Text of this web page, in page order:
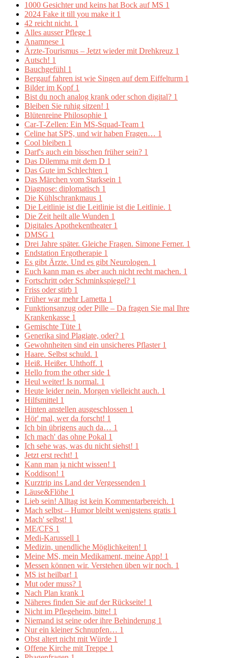
1000 Gesichter und keins hat Bock auf MS 1
2024 Fake it till you make it 1
42 reicht nicht. 1
Alles ausser Pflege 1
Anamnese 1
Ärzte-Tourismus – Jetzt wieder mit Drehkreuz 1
Autsch! 1
Bauchgefühl 1
Bergauf fahren ist wie Singen auf dem Eiffelturm 1
Bilder im Kopf 1
Bist du noch analog krank oder schon digital? 1
Bleiben Sie ruhig sitzen! 1
Blütenreine Philosophie 1
Car-T-Zellen: Ein MS-Squad-Team 1
Celine hat SPS, und wir haben Fragen… 1
Cool bleiben 1
Darf's auch ein bisschen früher sein? 1
Das Dilemma mit dem D 1
Das Gute im Schlechten 1
Das Märchen vom Starksein 1
Diagnose: diplomatisch 1
Die Kühlschrankmaus 1
Die Leitlinie ist die Leitlinie ist die Leitlinie. 1
Die Zeit heilt alle Wunden 1
Digitales Apothekentheater 1
DMSG 1
Drei Jahre später. Gleiche Fragen. Simone Ferner. 1
Endstation Ergotherapie 1
Es gibt Ärzte. Und es gibt Neurologen. 1
Euch kann man es aber auch nicht recht machen. 1
Fortschritt oder Schminkspiegel? 1
Friss oder stirb 1
Früher war mehr Lametta 1
Funktionsanzug oder Pille – Da fragen Sie mal Ihre
Krankenkasse 1
Gemischte Tüte 1
Generika sind Plagiate, oder? 1
Gewohnheiten sind ein unsicheres Pflaster 1
Haare. Selbst schuld. 1
Heiß. Heißer. Uhthoff. 1
Hello from the other side 1
Heul weiter! Is normal. 1
Heute leider nein. Morgen vielleicht auch. 1
Hilfsmittel 1
Hinten anstellen ausgeschlossen 1
Hör' mal, wer da forscht! 1
Ich bin übrigens auch da… 1
Ich mach' das ohne Pokal 1
Ich sehe was, was du nicht siehst! 1
Jetzt erst recht! 1
Kann man ja nicht wissen! 1
Koddison! 1
Kurztrip ins Land der Vergessenden 1
Läuse&Flöhe 1
Lieb sein! Alltag ist kein Kommentarbereich. 1
Mach selbst – Humor bleibt wenigstens gratis 1
Mach' selbst! 1
ME/CFS 1
Medi-Karussell 1
Medizin, unendliche Möglichkeiten! 1
Meine MS, mein Medikament, meine App! 1
Messen können wir. Verstehen üben wir noch. 1
MS ist heilbar! 1
Mut oder muss? 1
Nach Plan krank 1
Näheres finden Sie auf der Rückseite! 1
Nicht im Pflegeheim, bitte! 1
Niemand ist seine oder ihre Behinderung 1
Nur ein kleiner Schnupfen… 1
Obst altert nicht mit Würde 1
Offene Kirche mit Treppe 1